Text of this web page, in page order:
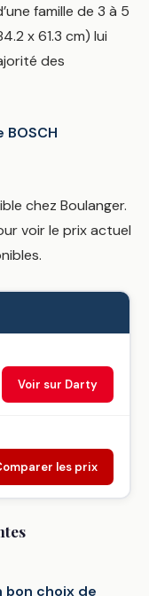
famille de 3 à 5
x 61.3 cm) lui
des
chez Boulanger.
voir le prix actuel
Voir sur Darty
les prix
bon choix de